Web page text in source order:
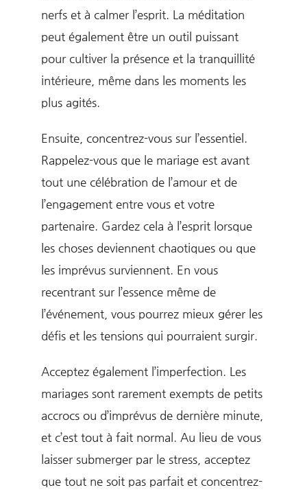
nerfs et à calmer l’esprit. La méditation
peut également être un outil puissant
pour cultiver la présence et la tranquillité
intérieure, même dans les moments les
plus agités.
Ensuite, concentrez-vous sur l’essentiel.
Rappelez-vous que le mariage est avant
tout une célébration de l’amour et de
l’engagement entre vous et votre
partenaire. Gardez cela à l’esprit lorsque
les choses deviennent chaotiques ou que
les imprévus surviennent. En vous
recentrant sur l’essence même de
l’événement, vous pourrez mieux gérer les
défis et les tensions qui pourraient surgir.
Acceptez également l’imperfection. Les
mariages sont rarement exempts de petits
accrocs ou d’imprévus de dernière minute,
et c’est tout à fait normal. Au lieu de vous
laisser submerger par le stress, acceptez
que tout ne soit pas parfait et concentrez-